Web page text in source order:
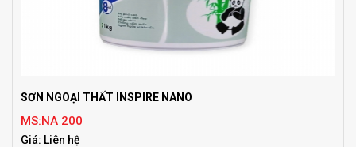
SƠN NGOẠI THẤT INSPIRE NANO
MS:NA 200
Giá: Liên hệ